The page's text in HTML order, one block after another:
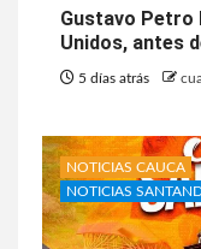
Gustavo Petro
Unidos, antes
5 días atrás
NOTICIAS CAUCA
NOTICIAS